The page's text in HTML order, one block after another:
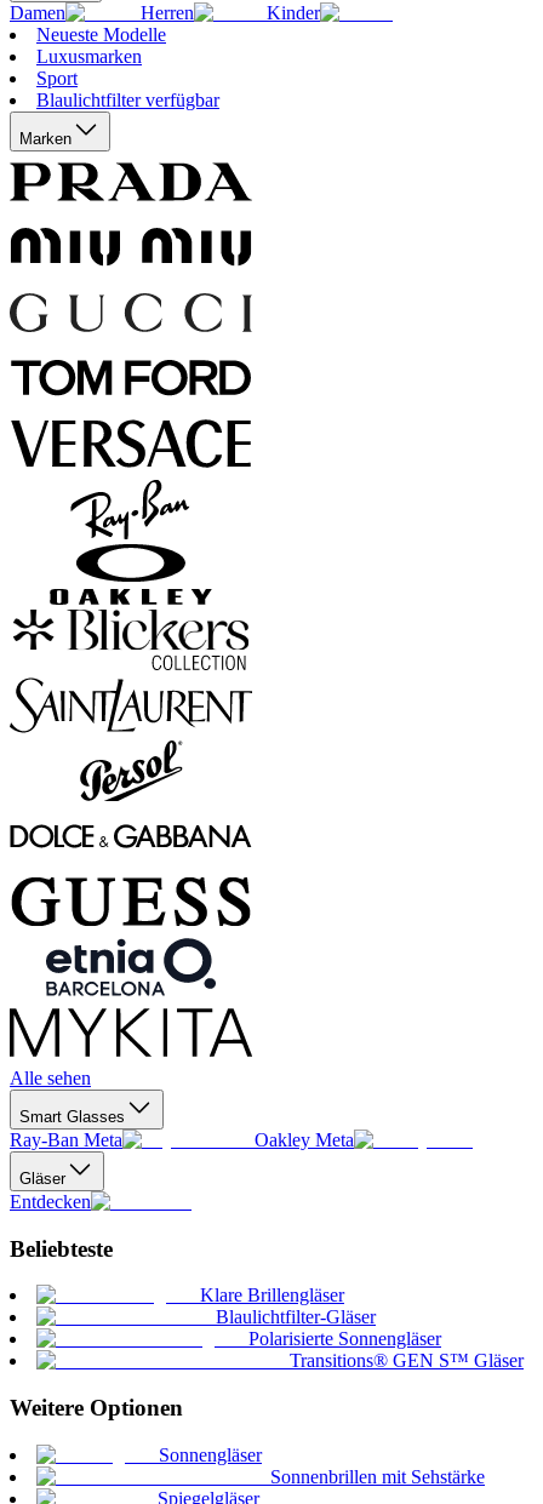
Damen Herren
Kinder
Neueste Modelle
Luxusmarken
Sport
Blaulichtfilter verfügbar
Marken
Alle sehen
Smart Glasses
Ray-Ban Meta Oakley Meta
Gläser
Entdecken
Beliebteste
Klare Brillengläser
Blaulichtfilter-Gläser
Polarisierte Sonnengläser
Transitions® GEN S™ Gläser
Weitere Optionen
Sonnengläser
Sonnenbrillen mit Sehstärke
Spiegelgläser